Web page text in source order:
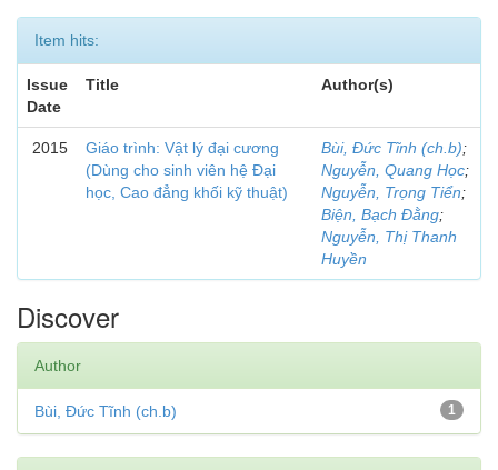
Item hits:
Issue
Date
Title Author(s)
2015
Giáo trình: Vật lý đại cương
(Dùng cho sinh viên hệ Đại
học, Cao đẳng khối kỹ thuật)
Bùi, Đức Tĩnh (ch.b);
Nguyễn, Quang Học;
Nguyễn, Trọng Tiển;
Biện, Bạch Đằng;
Nguyễn, Thị Thanh
Huyền
Discover
Author
1
Bùi, Đức Tĩnh (ch.b)